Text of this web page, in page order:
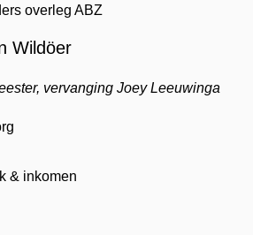
overleg ABZ
Wildöer
vervanging Joey Leeuwinga
& inkomen